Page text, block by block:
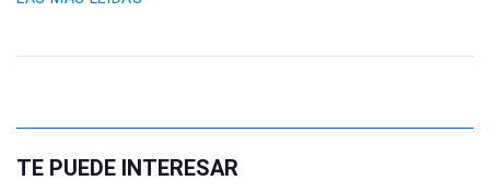
TE PUEDE INTERESAR